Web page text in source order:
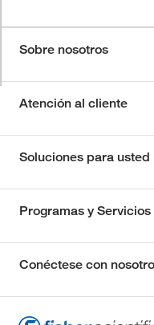
Sobre nosotros
Atención al cliente
Soluciones para usted
Programas y Servicios
Conéctese con